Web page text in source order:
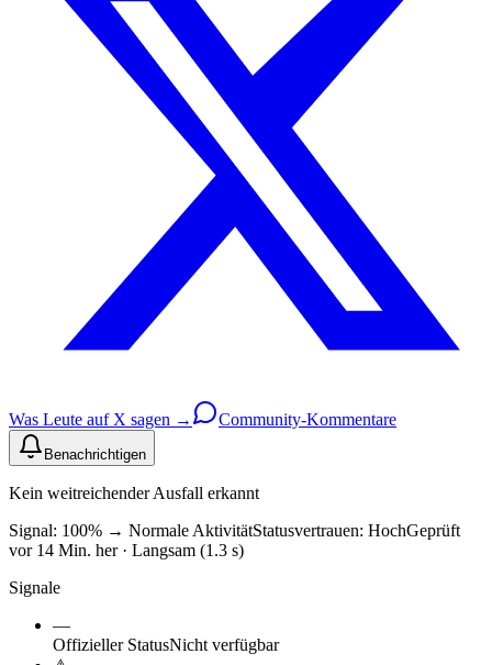
Was Leute auf X sagen → Community-Kommentare
Benachrichtigen
Kein weitreichender Ausfall erkannt
Signal: 100% → Normale AktivitätStatusvertrauen: HochGeprüft
vor 14 Min. her · Langsam (1.3 s)
Signale
—
Offizieller StatusNicht verfügbar